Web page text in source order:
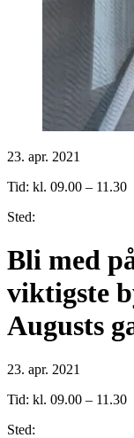
23. apr. 2021
Tid: kl. 09.00 – 11.30
Sted:
Bli med
viktigste
Augusts
23. apr. 2021
Tid: kl. 09.00 – 11.30
Sted: